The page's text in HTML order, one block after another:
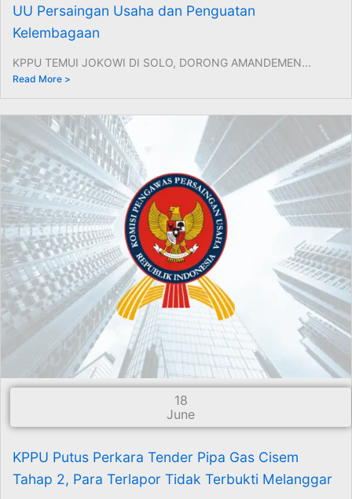
UU Persaingan Usaha dan Penguatan
Kelembagaan
KPPU TEMUI JOKOWI DI SOLO, DORONG AMANDEMEN...
Read More >
18
June
KPPU Putus Perkara Tender Pipa Gas Cisem
Tahap 2, Para Terlapor Tidak Terbukti Melanggar